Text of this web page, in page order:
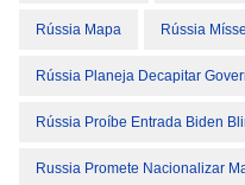
Rússia Mapa Rússia
Rússia Planeja Decapitar
Rússia Proíbe Entrada Biden
Russia Promete Nacionalizar